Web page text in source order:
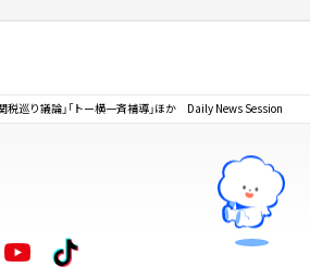
税巡り議論」「トー横一斉補導」ほか Daily News Session